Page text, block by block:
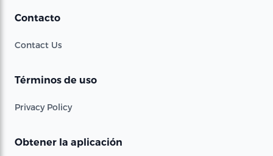
Contacto
Contact Us
Términos de uso
Privacy Policy
Obtener la aplicación